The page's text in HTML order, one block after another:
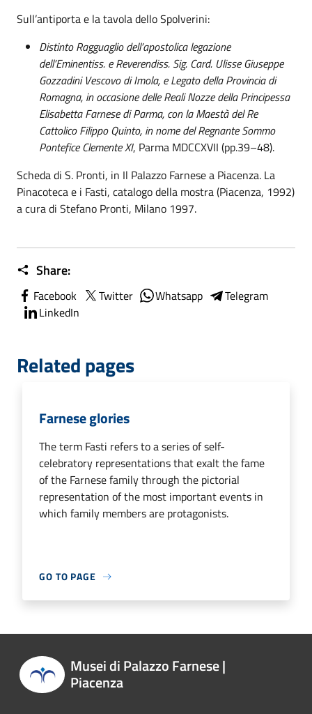
Sull’antiporta e la tavola dello Spolverini:
Distinto Ragguaglio dell’apostolica legazione
dell’Eminentiss. e Reverendiss. Sig. Card. Ulisse Giuseppe
Gozzadini Vescovo di Imola, e Legato della Provincia di
Romagna, in occasione delle Reali Nozze della Principessa
Elisabetta Farnese di Parma, con la Maestà del Re
Cattolico Filippo Quinto, in nome del Regnante Sommo
Pontefice Clemente XI, Parma MDCCXVII (pp.39–48).
Scheda di S. Pronti, in Il Palazzo Farnese a Piacenza. La
Pinacoteca e i Fasti, catalogo della mostra (Piacenza, 1992)
a cura di Stefano Pronti, Milano 1997.
Share:
Facebook Twitter Whatsapp
Telegram
LinkedIn
Related pages
Farnese glories
The term Fasti refers to a series of self-
celebratory representations that exalt the fame
of the Farnese family through the pictorial
representation of the most important events in
which family members are protagonists.
GO TO PAGE
Musei di Palazzo Farnese |
Piacenza